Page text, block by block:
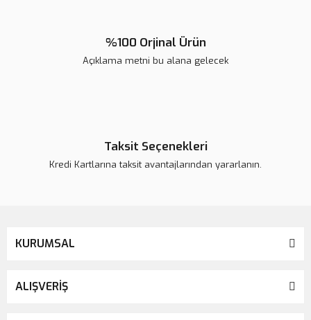
%100 Orjinal Ürün
Açıklama metni bu alana gelecek
Taksit Seçenekleri
Kredi Kartlarına taksit avantajlarından yararlanın.
KURUMSAL
ALIŞVERİŞ